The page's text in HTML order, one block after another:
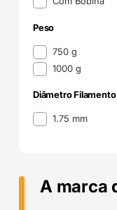
Peso
Peso750 g
1000 g
Diâmetro Filamento
Diâmetro Filamento
1.75 mm
A marca